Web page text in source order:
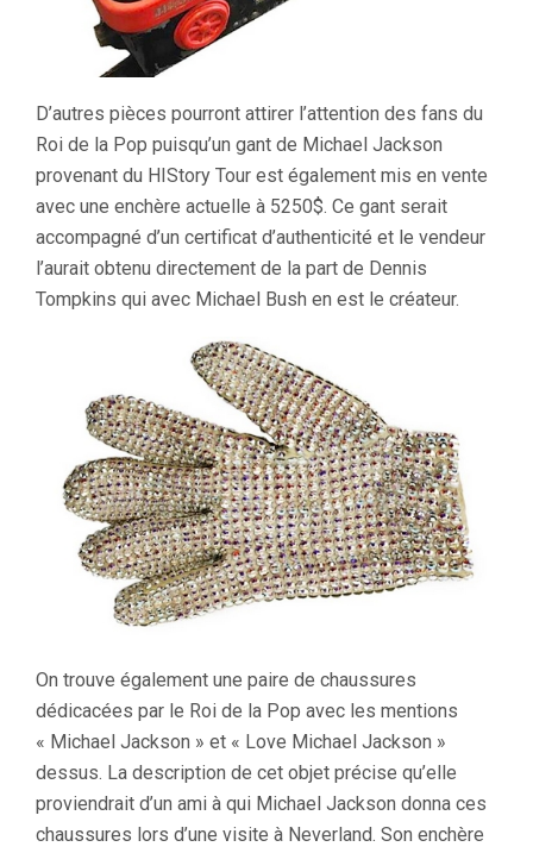
D’autres pièces pourront attirer l’attention des fans du
Roi de la Pop puisqu’un gant de Michael Jackson
provenant du HIStory Tour est également mis en vente
avec une enchère actuelle à 5250$. Ce gant serait
accompagné d’un certificat d’authenticité et le vendeur
l’aurait obtenu directement de la part de Dennis
Tompkins qui avec Michael Bush en est le créateur.
On trouve également une paire de chaussures
dédicacées par le Roi de la Pop avec les mentions
« Michael Jackson » et « Love Michael Jackson »
dessus. La description de cet objet précise qu’elle
proviendrait d’un ami à qui Michael Jackson donna ces
chaussures lors d’une visite à Neverland. Son enchère